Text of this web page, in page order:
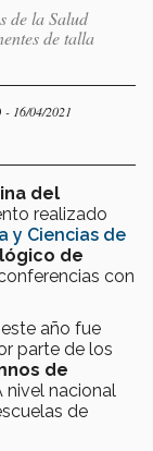
de la Salud
de talla
- 16/04/2021
del
realizado
y Ciencias de
de
con
año fue
parte de los
de
nivel nacional
de